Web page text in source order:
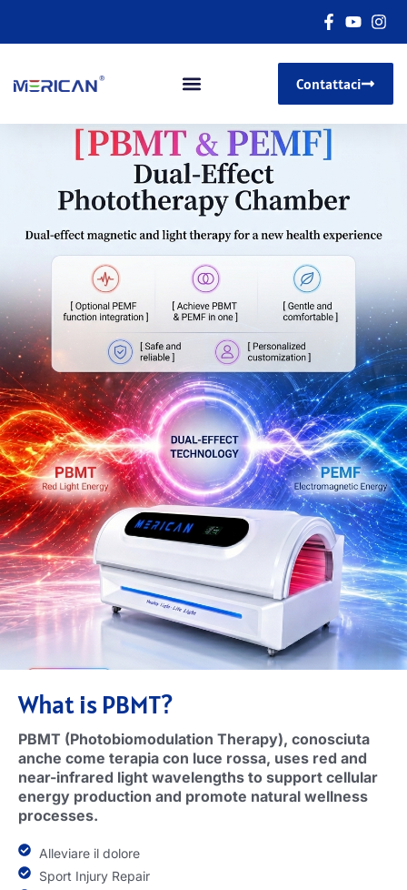
Contattaci
What is PBMT?
PBMT (Photobiomodulation Therapy), conosciuta
anche come terapia con luce rossa, uses red and
near-infrared light wavelengths to support cellular
energy production and promote natural wellness
processes.
Alleviare il dolore
Sport Injury Repair